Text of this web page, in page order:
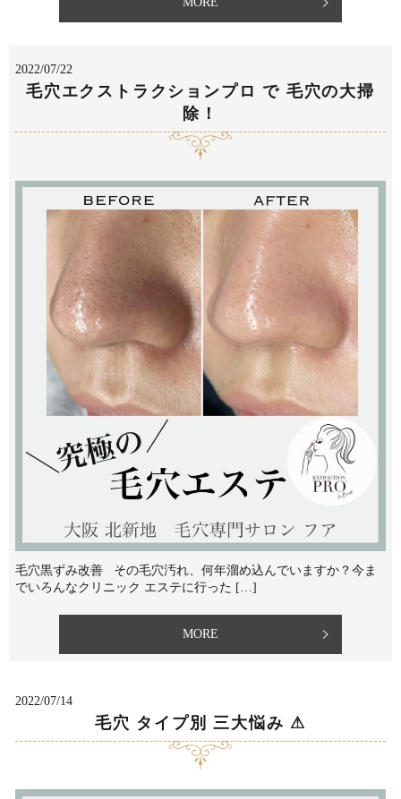
2022/07/22
毛穴エクストラクションプロ で 毛穴の大掃
除！
毛穴黒ずみ改善 その毛穴汚れ、何年溜め込んでいますか？⁡今ま
でいろんなクリニック エステに行った […]
MORE
2022/07/14
毛穴 タイプ別 三大悩み ⚠︎